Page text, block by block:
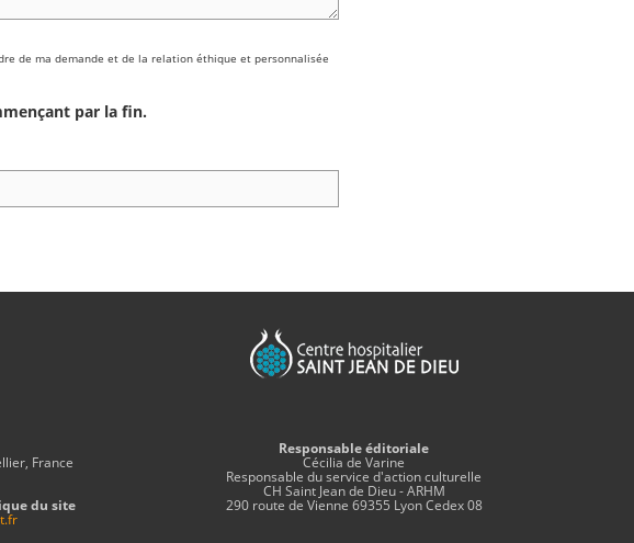
de ma demande et de la relation éthique et personnalisée
par la fin.
France
du site
Responsable éditoriale
Cécilia de Varine
Responsable du service d'action culturelle
CH Saint Jean de Dieu - ARHM
290 route de Vienne 69355 Lyon Cedex 08